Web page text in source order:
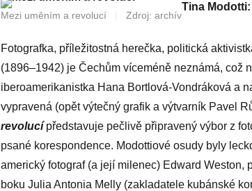
Mezi uměním a revolucí Zdroj: archív
Tina
Fotografka, příležitostná herečka, politická
(1896­–1942) je Čechům víceméně neznámá, což
iberoamerikanistka Hana Bortlová-Vondráková a
vypravená (opět výtečný grafik a výtvarník Pavel
revolucípředstavuje pečlivě připravený výbor z
psané korespondence. Modottiové osudy byly
americký fotograf (a její milenec) Edward Weston,
boku Julia Antonia Melly (zakladatele kubánské